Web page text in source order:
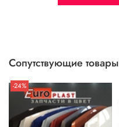
Сопутствующие товары
-24%